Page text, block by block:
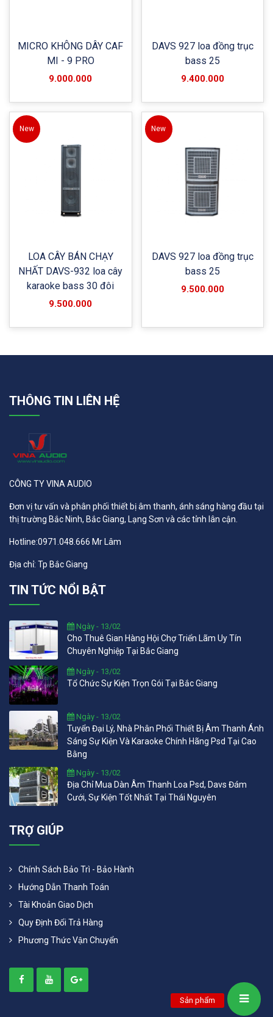
MICRO KHÔNG DÂY CAF
MI - 9 PRO
9.000.000
DAVS 927 loa đồng trục
bass 25
9.400.000
New
LOA CÂY BÁN CHẠY
NHẤT DAVS-932 loa cây
karaoke bass 30 đôi
9.500.000
New
DAVS 927 loa đồng trục
bass 25
9.500.000
THÔNG TIN LIÊN HỆ
CÔNG TY VINA AUDIO
Đơn vị tư vấn và phân phối thiết bị âm thanh, ánh sáng hàng đầu tại
thị trường Bắc Ninh, Bắc Giang, Lạng Sơn và các tỉnh lân cận.
Hotline:0971.048.666 Mr Lâm
Địa chỉ: Tp Bắc Giang
TIN TỨC NỔI BẬT
Ngày - 13/02
Cho Thuê Gian Hàng Hội Chợ Triển Lãm Uy Tín
Chuyên Nghiệp Tại Bắc Giang
Ngày - 13/02
Tổ Chức Sự Kiện Trọn Gói Tại Bắc Giang
Ngày - 13/02
Tuyển Đại Lý, Nhà Phân Phối Thiết Bị Âm Thanh Ánh
Sáng Sự Kiện Và Karaoke Chính Hãng Psd Tại Cao
Bằng
Ngày - 13/02
Địa Chỉ Mua Dàn Âm Thanh Loa Psd, Davs Đám
Cưới, Sự Kiện Tốt Nhất Tại Thái Nguyên
TRỢ GIÚP
Chính Sách Bảo Trì - Bảo Hành
Hướng Dẫn Thanh Toán
Tài Khoản Giao Dịch
Quy Định Đổi Trả Hàng
Phương Thức Vận Chuyển
Sản phẩm